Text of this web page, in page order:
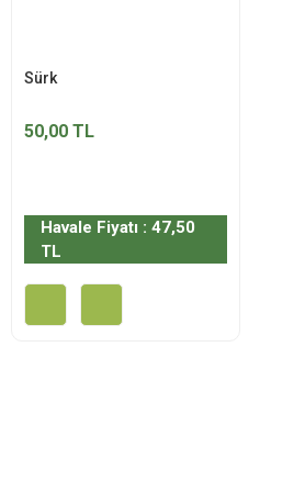
Sürk
50,00 TL
Havale Fiyatı : 47,50
TL